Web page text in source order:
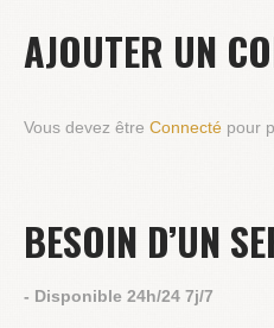
AJOUTER UN
Vous devez être Connecté pour
BESOIN D’UN
- Disponible 24h/24 7j/7